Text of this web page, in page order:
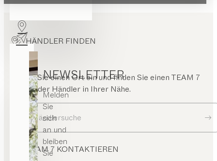
NEWSLETTER
Melden
Sie
sich
an und
bleiben
Sie
HÄNDLER FINDEN
Geben Sie einen Ort ein und finden Sie einen TEAM 7
Store oder Händler in Ihrer Nähe.
Zur Händlersuche
TEAM 7 KONTAKTIEREN